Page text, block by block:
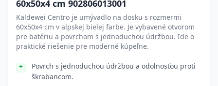
60x50x4 cm 902806013001
Kaldewei Centro je umývadlo na dosku s rozmermi
60x50x4 cm v alpskej bielej farbe. Je vybavené otvorom
pre batériu a povrchom s jednoduchou údržbou. Ide o
praktické riešenie pre moderné kúpeľne.
Povrch s jednoduchou údržbou a odolnosťou proti
škrabancom.